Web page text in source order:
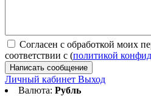
Согласен с обработкой моих
соответствии с (политикой
Написать сообщение
Личный кабинет Выход
Валюта: Рубль